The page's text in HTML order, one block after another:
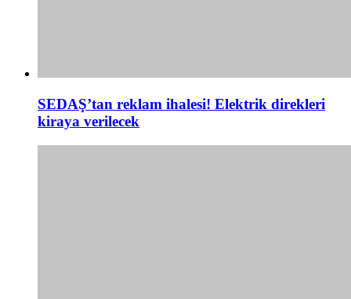
SEDAŞ’tan reklam ihalesi! Elektrik direkleri
kiraya verilecek